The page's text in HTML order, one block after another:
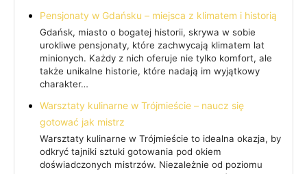
Pensjonaty w Gdańsku – miejsca z klimatem i historią
Gdańsk, miasto o bogatej historii, skrywa w sobie
urokliwe pensjonaty, które zachwycają klimatem lat
minionych. Każdy z nich oferuje nie tylko komfort, ale
także unikalne historie, które nadają im wyjątkowy
charakter…
Warsztaty kulinarne w Trójmieście – naucz się
gotować jak mistrz
Warsztaty kulinarne w Trójmieście to idealna okazja, by
odkryć tajniki sztuki gotowania pod okiem
doświadczonych mistrzów. Niezależnie od poziomu